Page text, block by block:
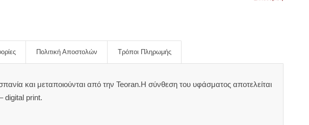
Πολιτική Αποστολών Τρόποι Πληρωμής
και μεταποιούνται από την Teoran.Η σύνθεση του υφάσματος αποτελείται
digital print.